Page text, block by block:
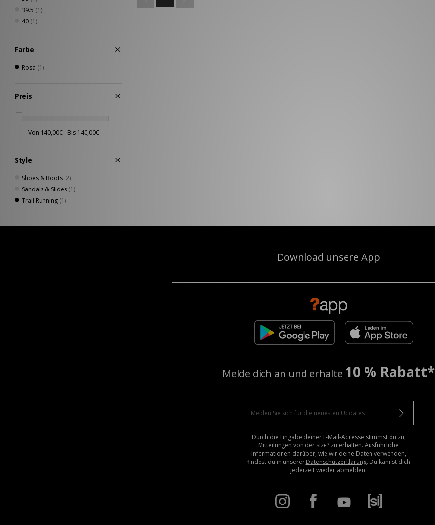
39.5 (1)
40 (1)
Farbe
Rosa (1)
Preis
Style
Shoes & Boots (2)
Sandals & Slides (1)
Trail Running (1)
Download unsere App
Melde dich an und erhalte 10 % Rabatt*
Durch die Eingabe deiner E-Mail-Adresse stimmst du zu,
Mitteilungen von der size? zu erhalten. Ausführliche
Informationen darüber, wie wir deine Daten verwenden,
findest du in unserer Datenschutzerklärung. Du kannst dich
jederzeit wieder abmelden.